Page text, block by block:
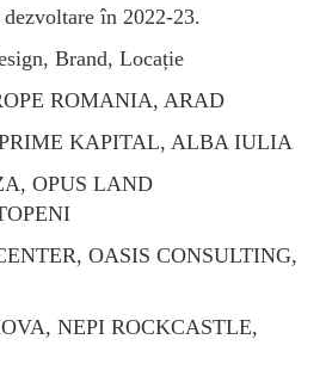
în 2022-23.
Brand, Locație
ROMANIA, ARAD
KAPITAL, ALBA IULIA
OPUS LAND
OASIS CONSULTING,
NEPI ROCKCASTLE,